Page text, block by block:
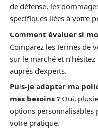
de défense, les
spécifiques liées à votre
Comment évaluer si
Comparez les termes de
sur le marché et
auprès d’experts.
Puis-je adapter ma
mes besoins ? Oui,
options personnalisables
votre pratique.